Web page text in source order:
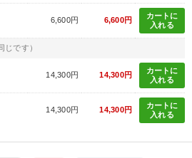
6,600円 6,600円
カートに
入れる
じです）
14,300円 14,300円
カートに
入れる
14,300円 14,300円
カートに
入れる